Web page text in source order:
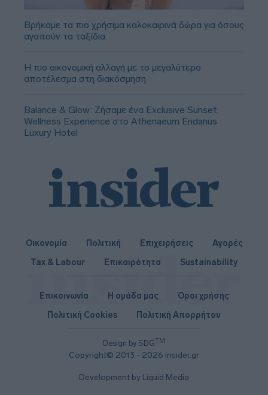
Βρήκαμε τα πιο χρήσιμα καλοκαιρινά δώρα για όσους
αγαπούν τα ταξίδια
Η πιο οικονομική αλλαγή με το μεγαλύτερο
αποτέλεσμα στη διακόσμηση
Balance & Glow: Ζήσαμε ένα Exclusive Sunset
Wellness Experience στο Athenaeum Eridanus
Luxury Hotel
Οικονομία Πολιτική Επιχειρήσεις
Αγορές
Tax & Labour
Επικαιρότητα Sustainability
Design by SDGTM
Copyright© 2013 - 2026 insider.gr
Επικοινωνία Η ομάδα μας
Όροι χρήσης
Πολιτική Cookies
Πολιτική Απορρήτου
Development by Liquid Media